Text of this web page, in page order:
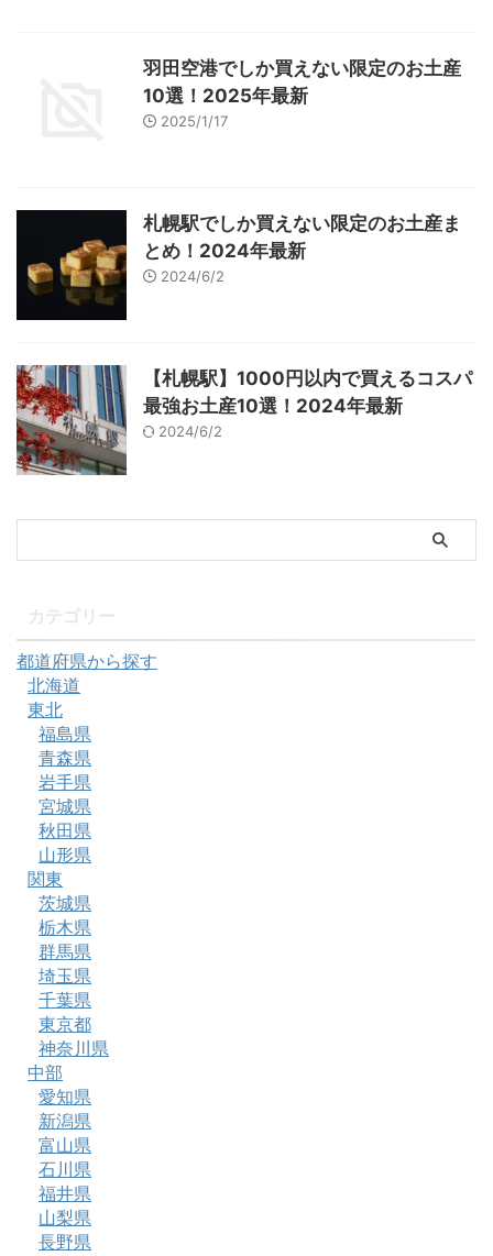
羽田空港でしか買えない限定のお土産
10選！2025年最新
2025/1/17
札幌駅でしか買えない限定のお土産ま
とめ！2024年最新
2024/6/2
【札幌駅】1000円以内で買えるコスパ
最強お土産10選！2024年最新
2024/6/2
都道府県から探す
北海道
東北
福島県
青森県
岩手県
宮城県
秋田県
山形県
関東
茨城県
栃木県
群馬県
埼玉県
千葉県
東京都
神奈川県
中部
愛知県
新潟県
富山県
石川県
福井県
山梨県
長野県